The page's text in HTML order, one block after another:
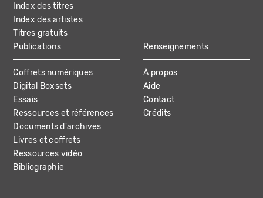
Index des titres
Index des artistes
Titres gratuits
Publications
Coffrets numériques
Digital Boxsets
Essais
Ressources et références
Documents d'archives
Livres et coffrets
Ressources vidéo
Bibliographie
Renseignements
À propos
Aide
Contact
Crédits